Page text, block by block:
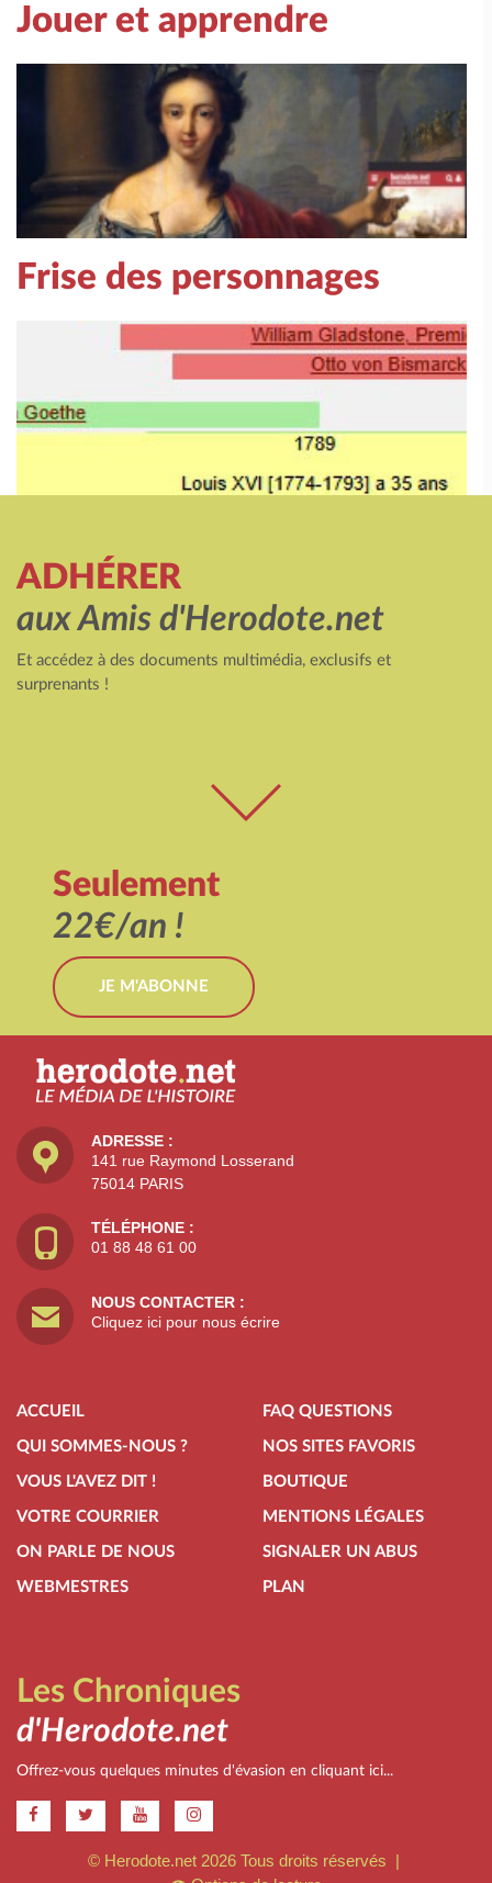
Jouer et apprendre
Frise des personnages
ADHÉRER
aux Amis d'Herodote.net
Et accédez à des documents multimédia, exclusifs et
surprenants !
Seulement
22€/an !
JE M'ABONNE
ADRESSE :
141 rue Raymond Losserand
75014 PARIS
TÉLÉPHONE :
01 88 48 61 00
NOUS CONTACTER :
Cliquez ici pour nous écrire
ACCUEIL
QUI SOMMES-NOUS ?
VOUS L'AVEZ DIT !
VOTRE COURRIER
ON PARLE DE NOUS
WEBMESTRES
FAQ QUESTIONS
NOS SITES FAVORIS
BOUTIQUE
MENTIONS LÉGALES
SIGNALER UN ABUS
PLAN
Les Chroniques
d'Herodote.net
Offrez-vous quelques minutes d'évasion en cliquant ici...
© Herodote.net 2026 Tous droits réservés |